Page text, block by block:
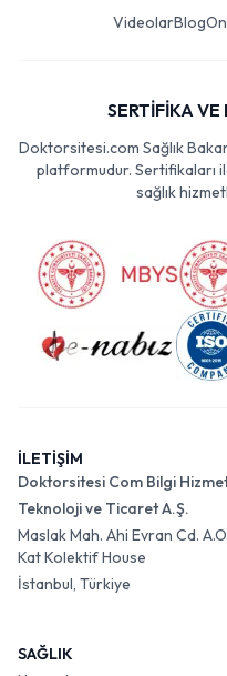
VideolarBlog
SERTİFİKA
Doktorsitesi.com Sağlık
platformudur. Sertifikaları
sağlık
İLETİŞİM
Doktorsitesi Com Bilgi
Teknoloji ve Ticaret A.Ş.
Maslak Mah. Ahi Evran Cd.
Kat Kolektif House
İstanbul, Türkiye
SAĞLIK